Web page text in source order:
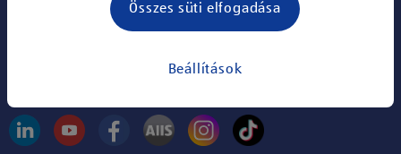
Állások
Beállítások
Összes süti elfogadása